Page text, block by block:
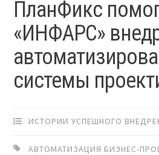
ПланФикс
«ИНФАРС»
системы
ИСТОРИИ УСПЕШНОГО
АВТОМАТИЗАЦИЯ БИЗНЕС-